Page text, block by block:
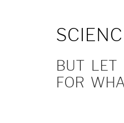
FOR WHATSOEVER IS